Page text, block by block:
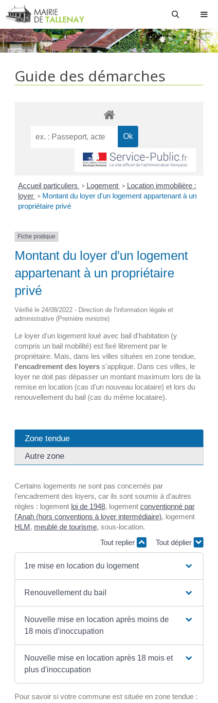
Aller
au
contenu
Guide des démarches
Accueil particuliers > Logement > Location immobilière :
loyer > Montant du loyer d'un logement appartenant à un
propriétaire privé
Fiche pratique
Montant du loyer d'un logement
appartenant à un propriétaire
privé
Vérifié le 24/08/2022 - Direction de l'information légale et
administrative (Première ministre)
Le loyer d'un logement loué avec bail d'habitation (y
compris un bail mobilité) est fixé librement par le
propriétaire. Mais, dans les villes situées en zone tendue,
l'encadrement des loyers s'applique. Dans ces villes, le
loyer ne doit pas dépasser un montant maximum lors de la
remise en location (cas d'un nouveau locataire) et lors du
renouvellement du bail (cas du même locataire).
Zone tendue
Autre zone
Certains logements ne sont pas concernés par
l'encadrement des loyers, car ils sont soumis à d'autres
règles : logement loi de 1948, logement conventionné par
l'Anah (hors conventions à loyer intermédiaire), logement
HLM, meublé de tourisme, sous-location.
Tout replier
Tout déplier
1re mise en location du logement
Renouvellement du bail
Nouvelle mise en location après moins de
18 mois d'inoccupation
Nouvelle mise en location après 18 mois et
plus d'inoccupation
Pour savoir si votre commune est située en zone tendue :